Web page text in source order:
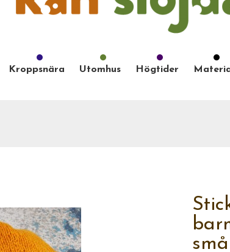
Kroppsnära Utomhus Högtider